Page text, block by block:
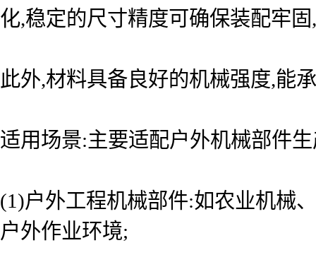
化,稳定的尺寸精度可确保装配牢
此外,材料具备良好的机械强度,能
适用场景:主要适配户外机械部件
(1)户外工程机械部件:如农业机械
户外作业环境;